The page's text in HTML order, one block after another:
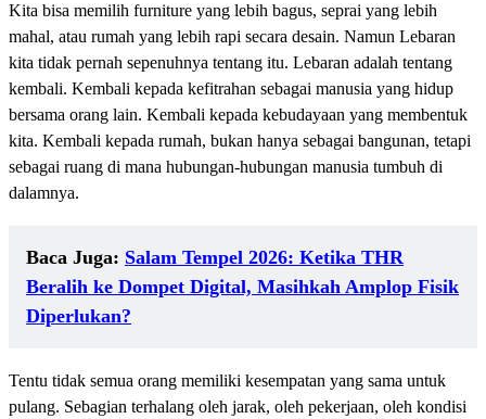
Kita bisa memilih furniture yang lebih bagus, seprai yang lebih
mahal, atau rumah yang lebih rapi secara desain. Namun Lebaran
kita tidak pernah sepenuhnya tentang itu. Lebaran adalah tentang
kembali. Kembali kepada kefitrahan sebagai manusia yang hidup
bersama orang lain. Kembali kepada kebudayaan yang membentuk
kita. Kembali kepada rumah, bukan hanya sebagai bangunan, tetapi
sebagai ruang di mana hubungan-hubungan manusia tumbuh di
dalamnya.
Baca Juga: Salam Tempel 2026: Ketika THR
Beralih ke Dompet Digital, Masihkah Amplop Fisik
Diperlukan?
Tentu tidak semua orang memiliki kesempatan yang sama untuk
pulang. Sebagian terhalang oleh jarak, oleh pekerjaan, oleh kondisi